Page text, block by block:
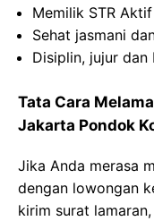
Memilik STR Aktif
Sehat jasmani
Disiplin, jujur
Tata Cara
Jakarta Pondok
Jika Anda merasa
dengan lowongan
kirim surat